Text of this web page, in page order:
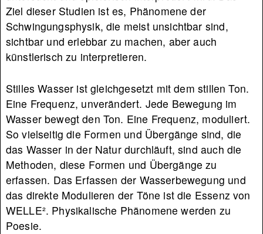
Ziel dieser Studien ist es, Phänomene der
Schwingungsphysik, die meist unsichtbar sind,
sichtbar und erlebbar zu machen, aber auch
künstlerisch zu interpretieren.
Stilles Wasser ist gleichgesetzt mit dem stillen Ton.
Eine Frequenz, unverändert. Jede Bewegung im
Wasser bewegt den Ton. Eine Frequenz, moduliert.
So vielseitig die Formen und Übergänge sind, die
das Wasser in der Natur durchläuft, sind auch die
Methoden, diese Formen und Übergänge zu
erfassen. Das Erfassen der Wasserbewegung und
das direkte Modulieren der Töne ist die Essenz von
WELLE². Physikalische Phänomene werden zu
Poesie.